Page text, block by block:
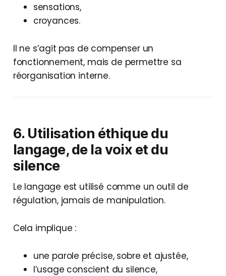
sensations,
croyances.
Il ne s’agit pas de compenser un
fonctionnement, mais de permettre sa
réorganisation interne.
6. Utilisation éthique du
langage, de la voix et du
silence
Le langage est utilisé comme un outil de
régulation, jamais de manipulation.
Cela implique :
une parole précise, sobre et ajustée,
l’usage conscient du silence,